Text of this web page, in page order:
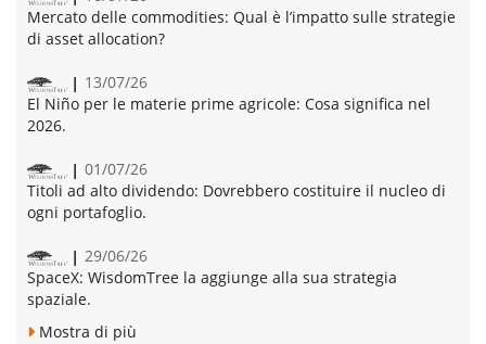
Mercato delle commodities: Qual è l’impatto sulle strategie
di asset allocation?
13/07/26
El Niño per le materie prime agricole: Cosa significa nel
2026.
01/07/26
Titoli ad alto dividendo: Dovrebbero costituire il nucleo di
ogni portafoglio.
29/06/26
SpaceX: WisdomTree la aggiunge alla sua strategia
spaziale.
Mostra di più